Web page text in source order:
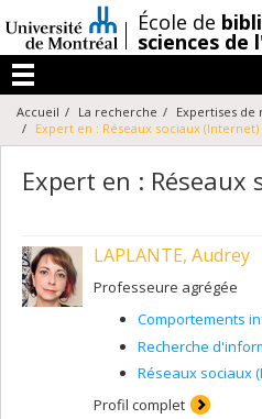
au
contenu
/École de
sciences
Menu
Accueil La recherche
Expertises de
Expert en : Réseaux sociaux (Internet)
Expert en :
LAPLANTE, Audrey
Professeure agrégée
Comportements
Recherche
Réseaux sociaux
Profil complet